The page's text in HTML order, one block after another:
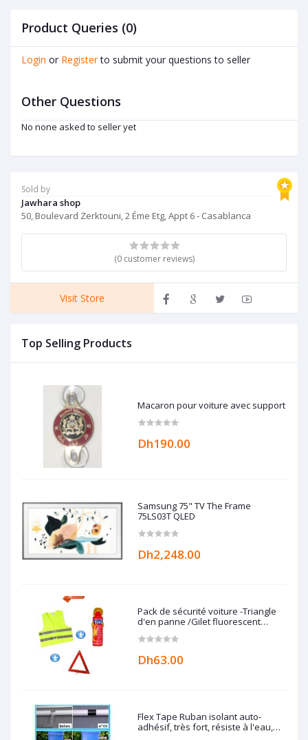
Sold by
Jawhara shop
50, Boulevard Zerktouni, 2 Éme Etg, Appt 6 - Casablanca
(0 customer reviews)
Visit Store
Top Selling Products
Macaron pour voiture avec support
Dh190.00
Samsung 75" TV The Frame
75LS03T QLED
Dh2,248.00
Pack de sécurité voiture -Triangle
d'en panne /Gilet fluorescent
Dh63.00
Flex Tape Ruban isolant auto-
adhésif, très fort, résiste à l'eau,
Product Queries (0)
Login or Register to submit your questions to seller
Other Questions
No none asked to seller yet